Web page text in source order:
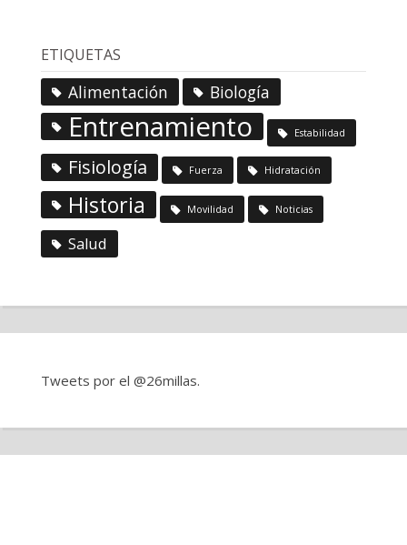
ETIQUETAS
Alimentación Biología
Entrenamiento Estabilidad
Fisiología Fuerza Hidratación
Historia Movilidad Noticias
Salud
Tweets por el @26millas.